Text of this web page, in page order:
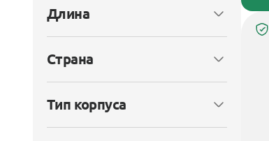
Длина
Страна
Тип корпуса